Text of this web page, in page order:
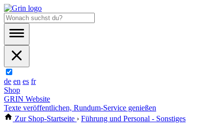
de en es fr
Shop
GRIN Website
Texte veröffentlichen, Rundum-Service genießen
Zur Shop-Startseite › Führung und Personal - Sonstiges